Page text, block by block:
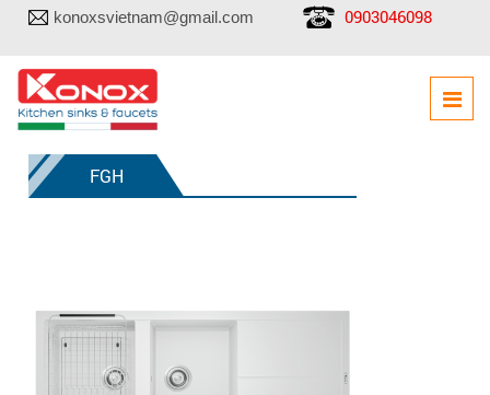
konoxsvietnam@gmail.com 0903046098
FGH